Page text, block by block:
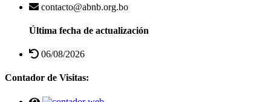
contacto@abnb.org.bo
Última fecha de actualización
06/08/2026
Contador de Visitas: